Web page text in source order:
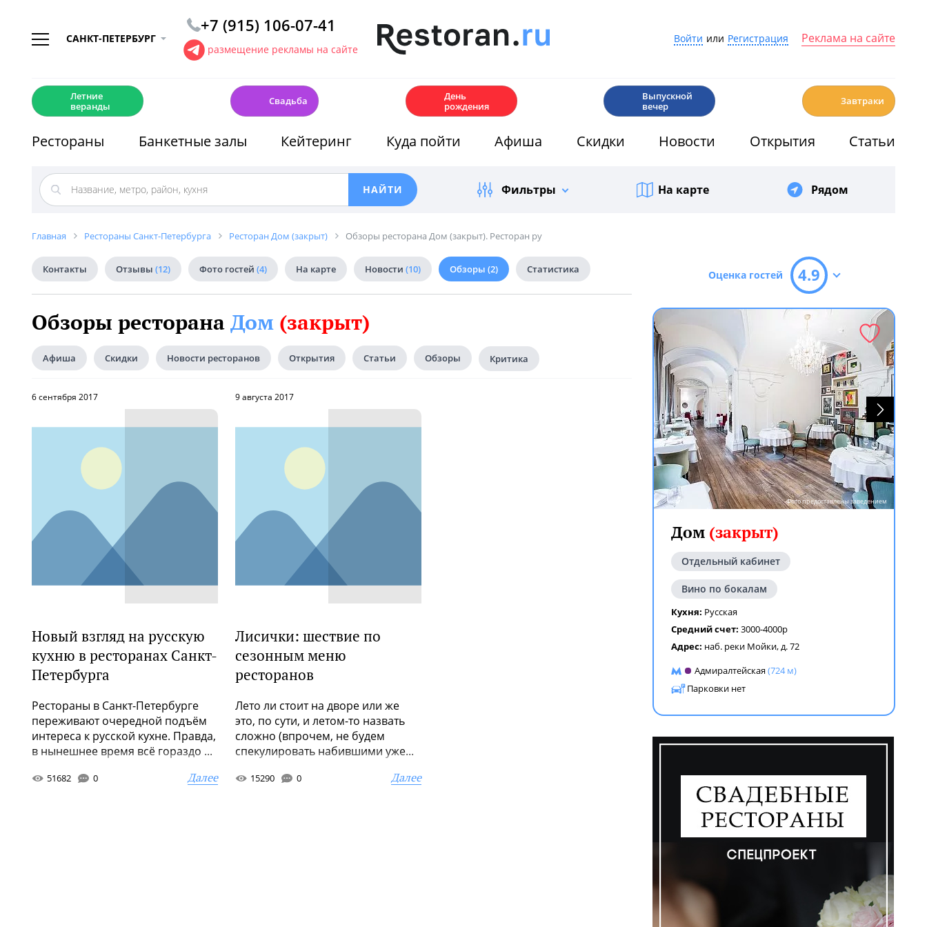
САНКТ-ПЕТЕРБУРГ
+7 (915) 106-07-41
размещение рекламы на сайте
Войти или Регистрация Реклама на сайте
Летние
веранды
Свадьба
День
рождения
Выпускной
вечер
Завтраки
Рестораны Банкетные залы Кейтеринг Куда пойти Афиша Скидки Новости Открытия Статьи
Фильтры На карте Рядом
Главная Рестораны Санкт-Петербурга Ресторан Дом (закрыт) Обзоры ресторана Дом (закрыт). Ресторан ру
Контакты Отзывы (12) Фото гостей (4) На карте Новости (10) Обзоры (2) Статистика
Обзоры ресторана Дом (закрыт)
Афиша Скидки Новости ресторанов Открытия Статьи Обзоры Критика
6 сентября 2017
Новый взгляд на русскую
кухню в ресторанах Санкт-
Петербурга
Рестораны в Санкт-Петербурге
переживают очередной подъём
интереса к русской кухне. Правда,
в нынешнее время всё гораздо ...
51682 0 Далее
9 августа 2017
Лисички: шествие по
сезонным меню
ресторанов
Лето ли стоит на дворе или же
это, по сути, и летом-то назвать
сложно (впрочем, не будем
спекулировать набившими уже...
15290 0 Далее
Оценка гостей 4.9
Фото предоставлены заведением
Дом (закрыт)
Отдельный кабинет
Вино по бокалам
Кухня: Русская
Средний счет: 3000-4000р
Адрес: наб. реки Мойки, д. 72
Адмиралтейская(724 м)
Парковки нет